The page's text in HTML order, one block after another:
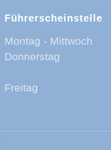
Führerscheinstelle
Montag - Mittwoch
Donnerstag
Freitag